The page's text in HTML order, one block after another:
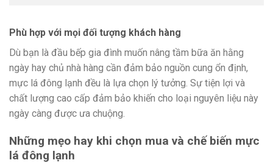
Phù hợp với mọi đối tượng khách hàng
Dù bạn là đầu bếp gia đình muốn nâng tầm bữa ăn hằng
ngày hay chủ nhà hàng cần đảm bảo nguồn cung ổn định,
mực lá đông lạnh đều là lựa chọn lý tưởng. Sự tiện lợi và
chất lượng cao cấp đảm bảo khiến cho loại nguyên liệu này
ngày càng được ưa chuộng.
Những mẹo hay khi chọn mua và chế biến mực
lá đông lạnh